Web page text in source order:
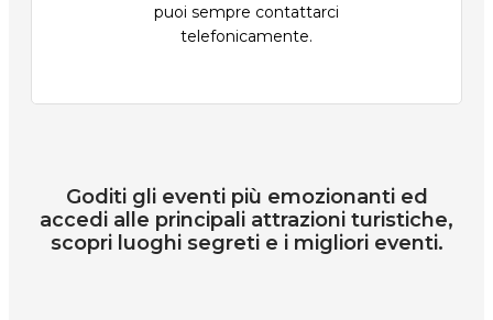
puoi sempre contattarci
telefonicamente.
Goditi gli eventi più emozionanti ed
accedi alle principali attrazioni turistiche,
scopri luoghi segreti e i migliori eventi.